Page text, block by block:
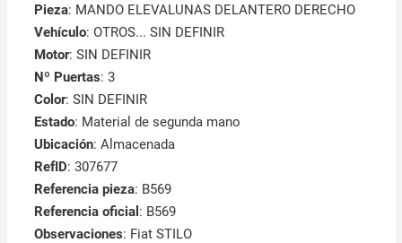
Pieza: MANDO ELEVALUNAS DELANTERO DERECHO
Vehículo: OTROS... SIN DEFINIR
Motor: SIN DEFINIR
Nº Puertas: 3
Color: SIN DEFINIR
Estado: Material de segunda mano
Ubicación: Almacenada
RefID: 307677
Referencia pieza: B569
Referencia oficial : B569
Observaciones: Fiat STILO